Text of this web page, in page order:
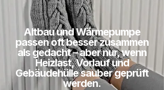
Altbau und Wärmepumpe
passen oft besser zusammen
als gedacht – aber nur, wenn
Heizlast, Vorlauf und
Gebäudehülle sauber geprüft
werden.